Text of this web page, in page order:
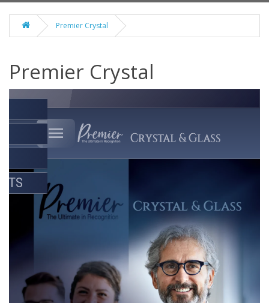
Premier Crystal
Premier Crystal